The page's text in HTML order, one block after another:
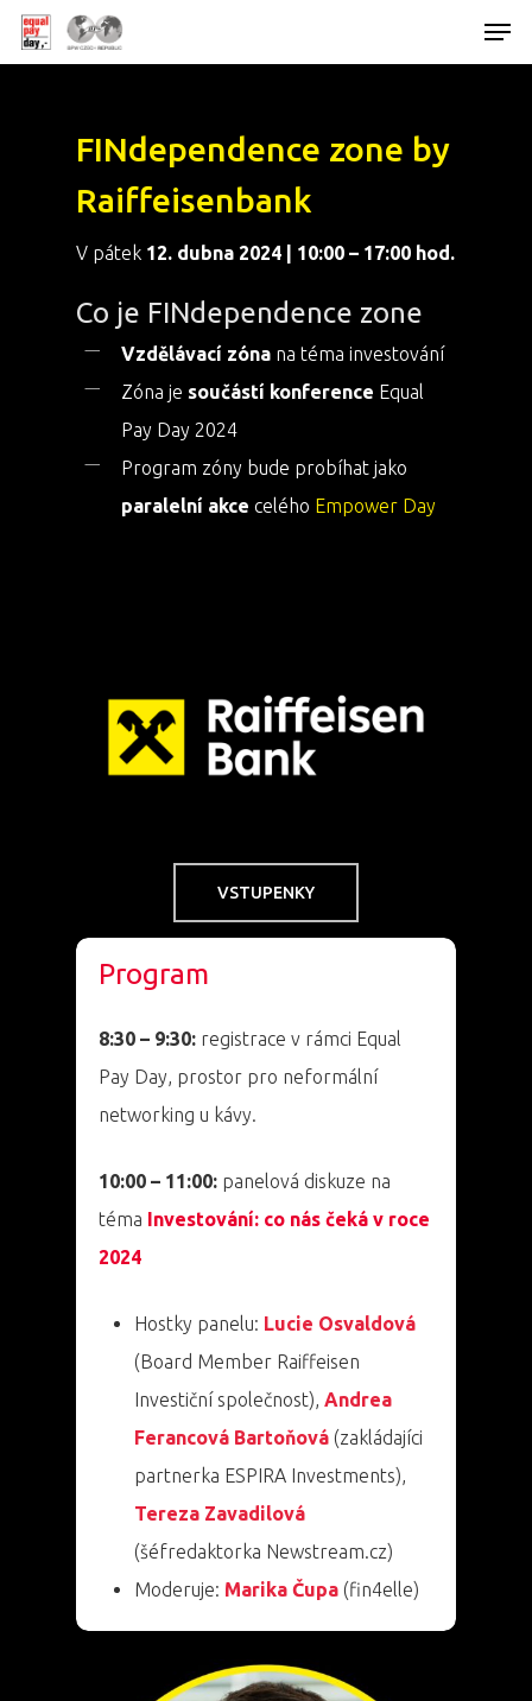
Hit enter to search or ESC to close
FINdependence zone by
Raiffeisenbank
V pátek 12. dubna 2024 | 10:00 – 17:00 hod.
Co je FINdependence zone
Vzdělávací zóna na téma investování
Zóna je součástí konference Equal
Pay Day 2024
Program zóny bude probíhat jako
paralelní akce celého Empower Day
VSTUPENKY
Program
8:30 – 9:30: registrace v rámci Equal
Pay Day, prostor pro neformální
networking u kávy.
10:00 – 11:00: panelová diskuze na
téma Investování: co nás čeká v roce
2024
Hostky panelu: Lucie Osvaldová
(Board Member Raiffeisen
Investiční společnost), Andrea
Ferancová Bartoňová (zakládajíci
partnerka ESPIRA Investments),
Tereza Zavadilová
(šéfredaktorka Newstream.cz)
Moderuje: Marika Čupa (fin4elle)